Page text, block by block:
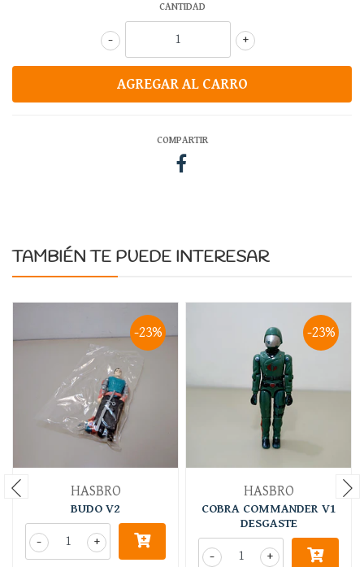
CANTIDAD
+
-
COMPARTIR
TAMBIÉN TE PUEDE INTERESAR
-23%
HASBRO
BUDO V2
+
-
-23%
HASBRO
COBRA COMMANDER V1
DESGASTE
+
-